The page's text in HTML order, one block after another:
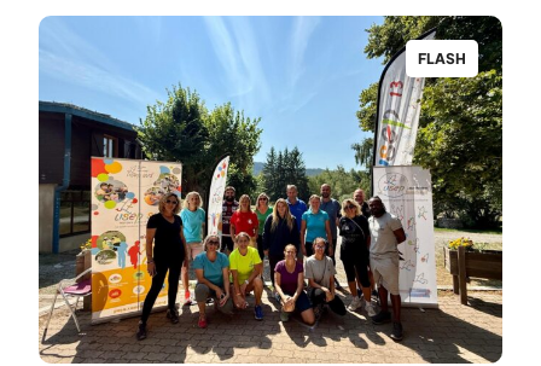
FLASH